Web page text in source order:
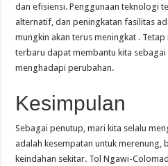
dan efisiensi. Penggunaan teknologi
alternatif, dan peningkatan fasilitas
mungkin akan terus meningkat .
terbaru dapat membantu kita
menghadapi perubahan.
Kesimpulan
Sebagai penutup, mari kita selalu
adalah kesempatan untuk merenung,
keindahan sekitar. Tol Ngawi-